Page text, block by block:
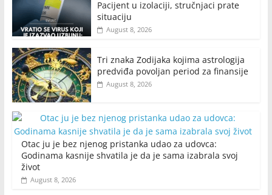
Pacijent u izolaciji, stručnjaci prate
situaciju
August 8, 2026
Tri znaka Zodijaka kojima astrologija
predviđa povoljan period za finansije
August 8, 2026
Otac ju je bez njenog pristanka udao za udovca:
Godinama kasnije shvatila je da je sama izabrala svoj
život
August 8, 2026